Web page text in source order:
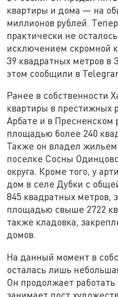
квартиры и дома — на
миллионов рублей.
практически не
исключением скромной
39 квадратных метров в
этом сообщили в
Ранее в собственности
квартиры в престижных
Арбате и в Пресненском
площадью более 240
Также он владел
поселке Сосны
округа. Кроме того, у
дом в селе Дубки с
845 квадратных метров,
площадью свыше 2722
также кладовка,
домов.
На данный момент в
осталась лишь
Он продолжает